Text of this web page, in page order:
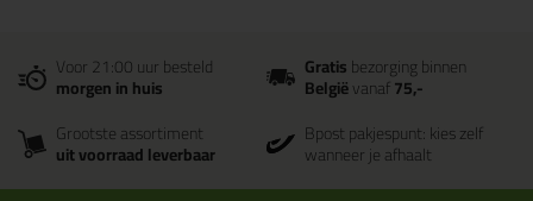
Voor 21:00 uur besteld
morgen in huis
Gratisbezorging binnen
Belgiëvanaf75,-
Grootste assortiment
uit voorraad leverbaar
Bpost pakjespunt: kies zelf
wanneer je afhaalt